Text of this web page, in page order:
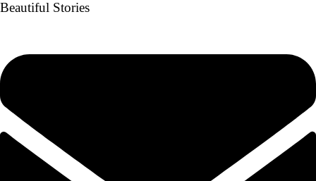
Beautiful Stories